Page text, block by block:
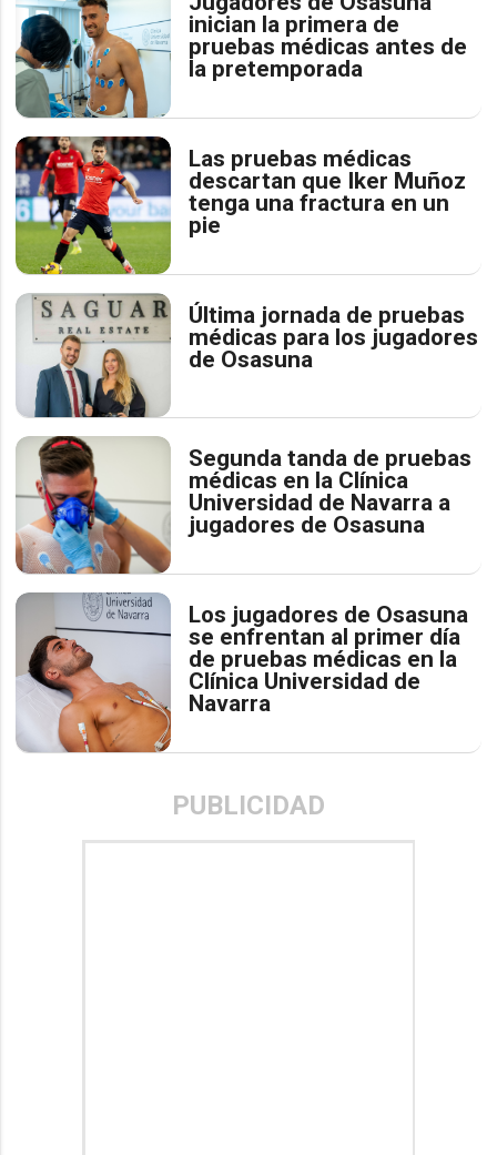
inician la primera de
pruebas médicas antes de
la pretemporada
Las pruebas médicas
descartan que Iker Muñoz
tenga una fractura en un
pie
Última jornada de pruebas
médicas para los jugadores
de Osasuna
Segunda tanda de pruebas
médicas en la Clínica
Universidad de Navarra a
jugadores de Osasuna
Los jugadores de Osasuna
se enfrentan al primer día
de pruebas médicas en la
Clínica Universidad de
Navarra
PUBLICIDAD